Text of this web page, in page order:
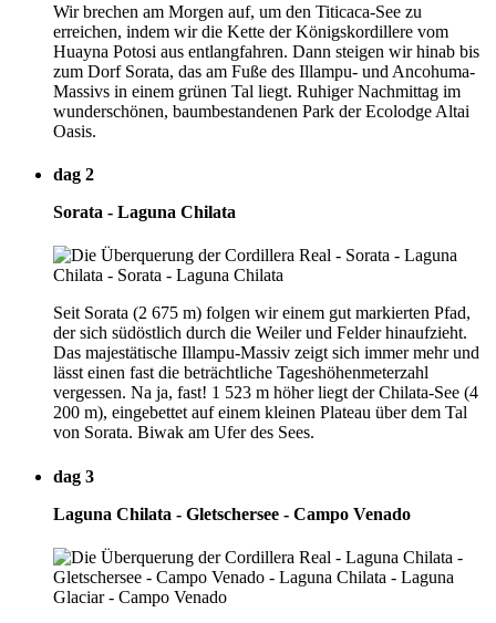
Wir brechen am Morgen auf, um den Titicaca-See zu
erreichen, indem wir die Kette der Königskordillere vom
Huayna Potosi aus entlangfahren. Dann steigen wir hinab bis
zum Dorf Sorata, das am Fuße des Illampu- und Ancohuma-
Massivs in einem grünen Tal liegt. Ruhiger Nachmittag im
wunderschönen, baumbestandenen Park der Ecolodge Altai
Oasis.
dag 2
Sorata - Laguna Chilata
Seit Sorata (2 675 m) folgen wir einem gut markierten Pfad,
der sich südöstlich durch die Weiler und Felder hinaufzieht.
Das majestätische Illampu-Massiv zeigt sich immer mehr und
lässt einen fast die beträchtliche Tageshöhenmeterzahl
vergessen. Na ja, fast! 1 523 m höher liegt der Chilata-See (4
200 m), eingebettet auf einem kleinen Plateau über dem Tal
von Sorata. Biwak am Ufer des Sees.
dag 3
Laguna Chilata - Gletschersee - Campo Venado